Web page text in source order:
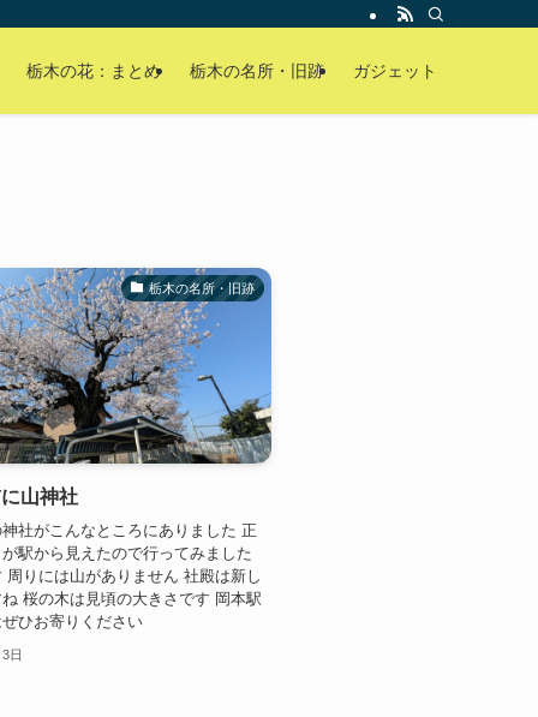
栃木の花：まとめ 栃木の名所・旧跡 ガジェット
栃木の名所・旧跡
山神社
社がこんなところにありました 正
駅から見えたので行ってみました
周りには山がありません 社殿は新し
桜の木は見頃の大きさです 岡本駅
ひお寄りください
日